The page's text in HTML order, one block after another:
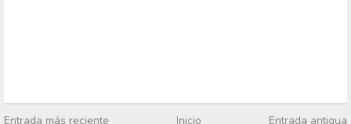
Entrada más reciente Inicio Entrada antigua